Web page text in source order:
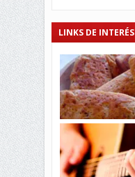
LINKS DE INTERÉS